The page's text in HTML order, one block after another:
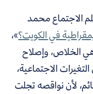
الاجتماع محمد
في الكويت؟»،
الخلاص، وإصلاح
الاجتماعية،
لأن نواقصه تجلت